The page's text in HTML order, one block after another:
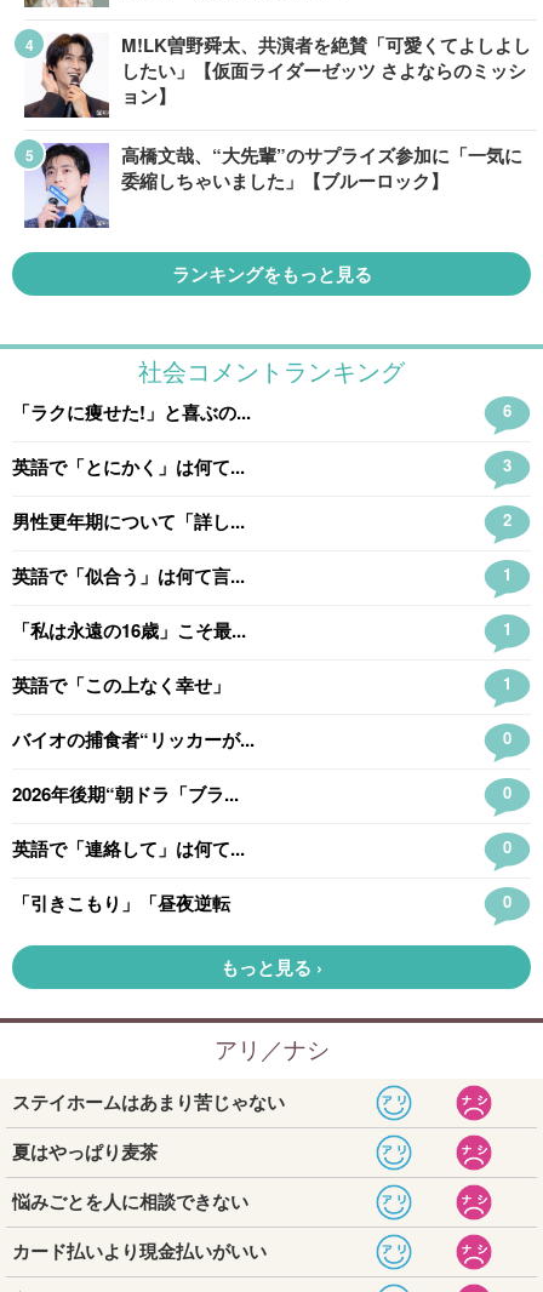
M!LK曽野舜太、共演者を絶賛「可愛くてよしよし
したい」【仮面ライダーゼッツ さよならのミッシ
ョン】
高橋文哉、“大先輩”のサプライズ参加に「一気に
委縮しちゃいました」【ブルーロック】
ランキングをもっと見る